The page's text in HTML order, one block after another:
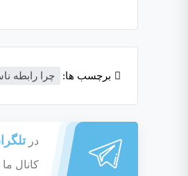
برچسب ها: چرا رابطه
در
کانال ما